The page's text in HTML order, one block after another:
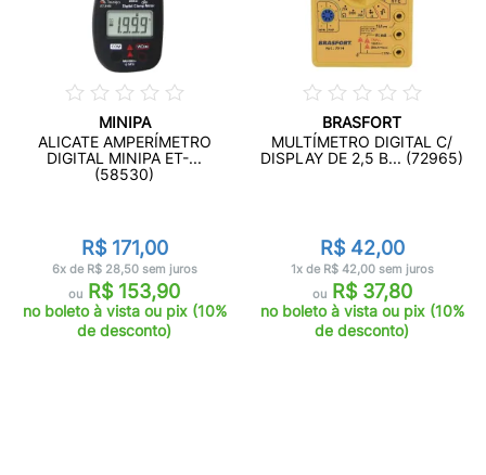
MINIPA
ALICATE AMPERÍMETRO
DIGITAL MINIPA ET-...
(58530)
R$ 171,00
6x de R$ 28,50 sem juros
ou R$ 153,90
no boleto à vista ou pix (10%
de desconto)
BRASFORT
MULTÍMETRO DIGITAL C/
DISPLAY DE 2,5 B... (72965)
R$ 42,00
1x de R$ 42,00 sem juros
ouR$ 37,80
no boleto à vista ou pix (10%
de desconto)